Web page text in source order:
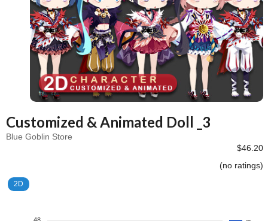
Customized & Animated Doll _3
Blue Goblin Store
$46.20
(no ratings)
2D